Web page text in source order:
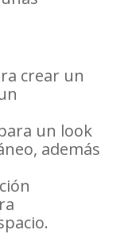
crear un
un look
además